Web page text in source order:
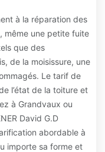
à la réparation des
même une petite fuite
que des
de la moisissure, une
Le tarif de
l’état de la toiture et
à Grandvaux ou
David G.D
abordable à
importe sa forme et